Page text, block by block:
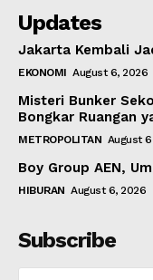
Updates
Jakarta Kembali
EKONOMI August 6, 2026
Misteri Bunker
Bongkar Ruangan
METROPOLITAN August
Boy Group AEN,
HIBURAN August 6, 2026
Subscribe